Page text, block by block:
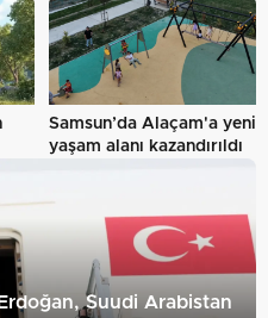
Samsun’da Alaçam'a yeni
yaşam alanı kazandırıldı
Suudi Arabistan